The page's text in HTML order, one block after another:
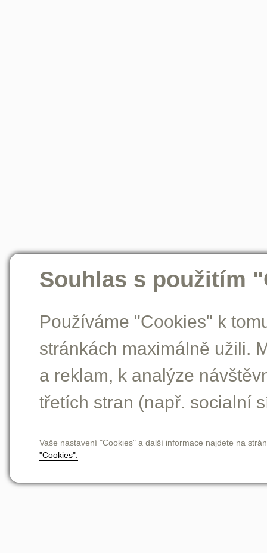
Souhlas s použitím
Používáme "Cookies" k
stránkách maximálně užili.
a reklam, k analýze
třetích stran (např. socialní
Vaše nastavení "Cookies" a další informace najdete na
"Cookies".